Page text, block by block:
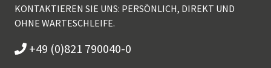
KONTAKTIEREN SIE UNS: PERSÖNLICH, DIREKT UND
OHNE WARTESCHLEIFE.
+49 (0)821 790040-0